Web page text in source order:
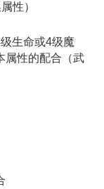
性）
生命或4级魔
属性的配合（武